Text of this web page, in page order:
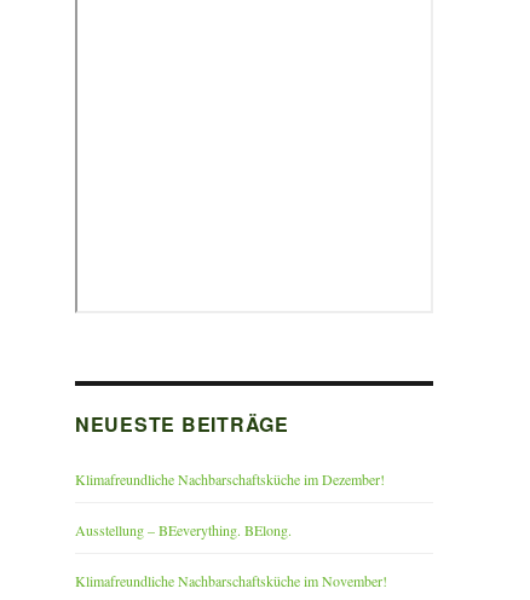
NEUESTE BEITRÄGE
Klimafreundliche Nachbarschaftsküche im Dezember!
Ausstellung – BEeverything. BElong.
Klimafreundliche Nachbarschaftsküche im November!